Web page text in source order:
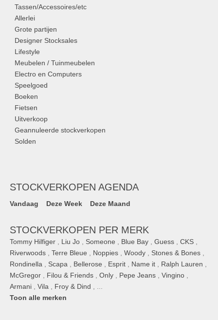
Tassen/Accessoires/etc
Allerlei
Grote partijen
Designer Stocksales
Lifestyle
Meubelen / Tuinmeubelen
Electro en Computers
Speelgoed
Boeken
Fietsen
Uitverkoop
Geannuleerde stockverkopen
Solden
STOCKVERKOPEN AGENDA
Vandaag Deze Week Deze Maand
STOCKVERKOPEN PER MERK
Tommy Hilfiger Liu Jo Someone Blue Bay Guess CKS
Riverwoods
Terre Bleue Noppies Woody Stones & Bones
Rondinella
Scapa Bellerose Esprit Name it Ralph Lauren
McGregor
Filou & Friends Only Pepe Jeans Vingino
Armani
Vila Froy & Dind
Toon alle merken